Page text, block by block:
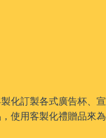
化訂製各式廣告杯、宣
使用客製化禮贈品來為